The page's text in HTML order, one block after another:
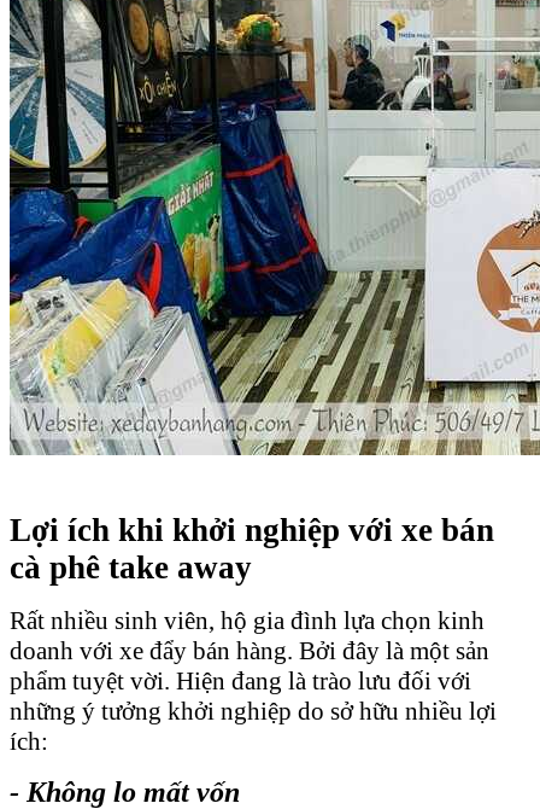
Lợi ích khi khởi nghiệp với xe bán
cà phê take away
Rất nhiều sinh viên, hộ gia đình lựa chọn kinh
doanh với xe đẩy bán hàng. Bởi đây là một sản
phẩm tuyệt vời. Hiện đang là trào lưu đối với
những ý tưởng khởi nghiệp do sở hữu nhiều lợi
ích:
- Không lo mất vốn